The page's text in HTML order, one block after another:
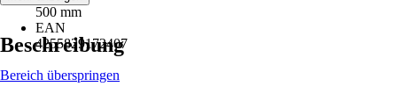
500 mm
EAN
4255829172407
Beschreibung
Bereich überspringen